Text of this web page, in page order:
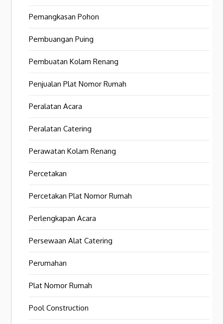
Pemangkasan Pohon
Pembuangan Puing
Pembuatan Kolam Renang
Penjualan Plat Nomor Rumah
Peralatan Acara
Peralatan Catering
Perawatan Kolam Renang
Percetakan
Percetakan Plat Nomor Rumah
Perlengkapan Acara
Persewaan Alat Catering
Perumahan
Plat Nomor Rumah
Pool Construction